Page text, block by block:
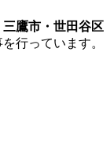
鷹市・世田谷区
行っています。